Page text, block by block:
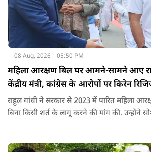
08 Aug, 2026 05:50 PM
महिला आरक्षण बिल पर आमने-सामने आए
केंद्रीय मंत्री, कांग्रेस के आरोपों पर किरेन
राहुल गांधी ने सरकार से 2023 में पारित महिला
बिना किसी शर्त के लागू करने की मांग की. उन्होंने